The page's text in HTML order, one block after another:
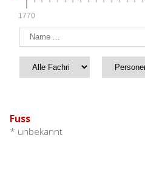
1770
Fuss
* unbekannt